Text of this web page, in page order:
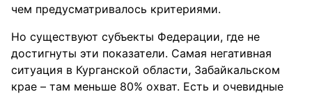
чем предусматривалось критериями.
Но существуют субъекты Федерации, где не
достигнуты эти показатели. Самая негативная
ситуация в Курганской области, Забайкальском
крае – там меньше 80% охват. Есть и очевидные